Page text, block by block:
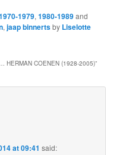
1979,1980-1989and
,jaap binnertsby Liselotte
HERMAN COENEN (1928-2005)”
at 09:41 said: